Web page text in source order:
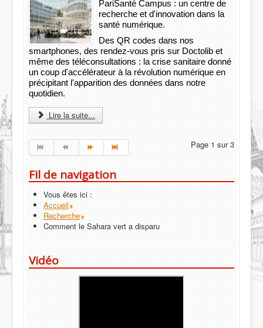
PariSanté Campus : un centre de
recherche et d'innovation dans la
santé numérique.
Des QR codes dans nos
smartphones, des rendez-vous pris sur Doctolib et
même des téléconsultations : la crise sanitaire donné
un coup d'accélérateur à la révolution numérique en
précipitant l'apparition des données dans notre
quotidien.
Lire la suite...
Page 1 sur 3
Fil de navigation
Vous êtes ici :
Accueil
Recherche
Comment le Sahara vert a disparu
Vidéo